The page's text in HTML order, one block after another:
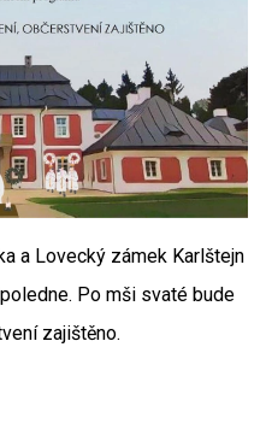
a Lovecký zámek Karlštejn
Po mši svaté bude
zajištěno.